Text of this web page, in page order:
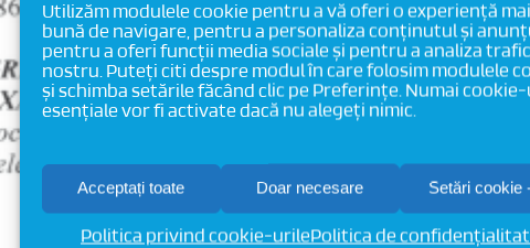
Utilizăm modulele cookie pentru a vă oferi o experiență mai
bună de navigare, pentru a personaliza conținutul și
pentru a oferi funcții media sociale și pentru a analiza
nostru. Puteți citi despre modul în care folosim modulele
și schimba setările făcând clic pe Preferințe. Numai
esențiale vor fi activate dacă nu alegeți nimic.
Acceptați toate Doar necesare Setări cookie
Politica privind cookie-urilePolitica de